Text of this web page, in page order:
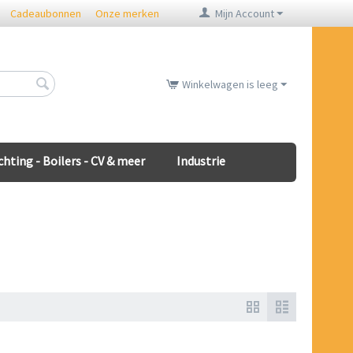
Mijn Account
Cadeaubonnen Onze merken
Winkelwagen is leeg
- Boilers - CV & meer Industrie